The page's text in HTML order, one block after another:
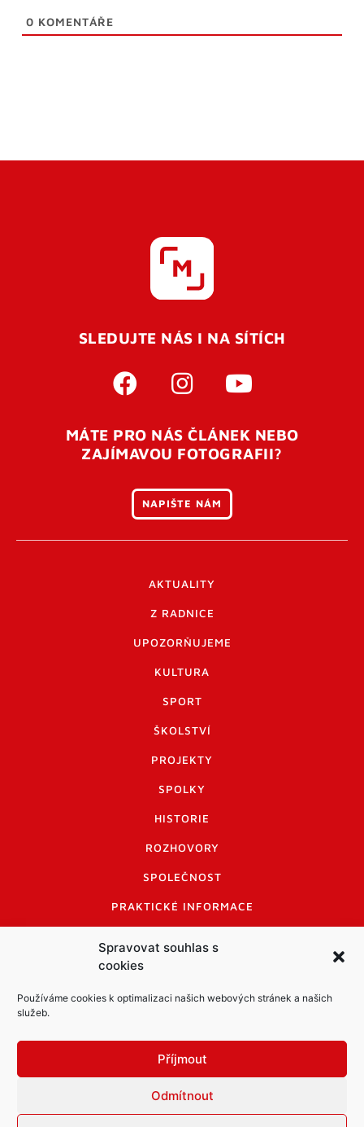
Spravovat souhlas s
cookies
Používáme cookies k optimalizaci našich webových stránek a našich
služeb.
Příjmout
Odmítnout
0 KOMENTÁŘE
SLEDUJTE NÁS I NA SÍTÍCH
MÁTE PRO NÁS ČLÁNEK NEBO
ZAJÍMAVOU FOTOGRAFII?
NAPIŠTE NÁM
AKTUALITY
Z RADNICE
UPOZORŇUJEME
KULTURA
SPORT
ŠKOLSTVÍ
PROJEKTY
SPOLKY
HISTORIE
ROZHOVORY
SPOLEČNOST
PRAKTICKÉ INFORMACE
INFORMACE A KODEX DISKUTUJÍCÍCH
LOGO A LOGO MANUÁL
Informace o zpracování osobních údajů